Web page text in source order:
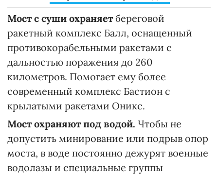
Мост с суши охраняетбереговой
ракетный комплекс Балл, оснащенный
противокорабельными ракетами с
дальностью поражения до 260
километров. Помогает ему более
современный комплекс Бастион с
крылатыми ракетами Оникс.
Мост охраняют под водой. Чтобы не
допустить минирование или подрыв опор
моста, в воде постоянно дежурят военные
водолазы и специальные группы